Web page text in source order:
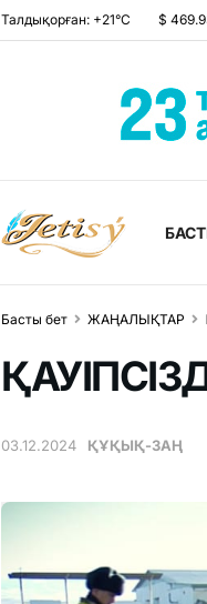
Талдықорған: +21°C $
Басты бет ЖАҢАЛЫҚТАР
03.12.2024 ҚҰҚЫҚ-ЗАҢ